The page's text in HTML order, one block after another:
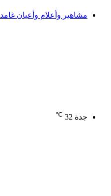
مشاهير وأعلام وأعيان غامد
جدة 32
℃